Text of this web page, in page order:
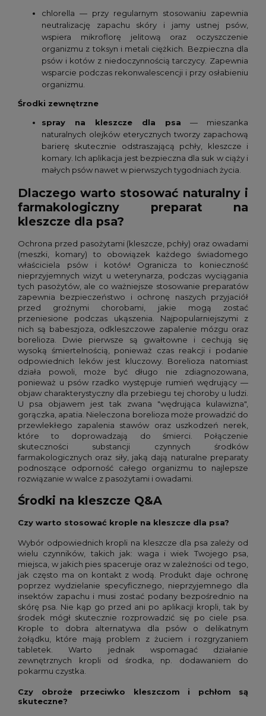
chlorella — przy regularnym stosowaniu zapewnia
neutralizację zapachu skóry i jamy ustnej psów,
wspiera mikroflorę jelitową oraz oczyszczenie
organizmu z toksyn i metali ciężkich. Bezpieczna dla
psów i kotów z niedoczynnością tarczycy. Zapewnia
wsparcie podczas rekonwalescencji i przy osłabieniu
organizmu.
Środki zewnętrzne
spray na kleszcze dla psa — mieszanka
naturalnych olejków eterycznych tworzy zapachową
barierę skutecznie odstraszającą pchły, kleszcze i
komary. Ich aplikacja jest bezpieczna dla suk w ciąży i
małych psów nawet w pierwszych tygodniach życia.
Dlaczego warto stosować naturalny i
farmakologiczny preparat na
kleszcze dla psa?
Ochrona przed pasożytami (kleszcze, pchły) oraz owadami
(meszki, komary) to obowiązek każdego świadomego
właściciela psów i kotów! Ogranicza to konieczność
nieprzyjemnych wizyt u weterynarza, podczas wyciągania
tych pasożytów, ale co ważniejsze stosowanie preparatów
zapewnia bezpieczeństwo i ochronę naszych przyjaciół
przed groźnymi chorobami, jakie mogą zostać
przeniesione podczas ukąszenia. Najpopularniejszymi z
nich są babeszjoza, odkleszczowe zapalenie mózgu oraz
borelioza. Dwie pierwsze są gwałtowne i cechują się
wysoką śmiertelnością, ponieważ czas reakcji i podanie
odpowiednich leków jest kluczowy. Borelioza natomiast
działa powoli, może być długo nie zdiagnozowana,
ponieważ u psów rzadko występuje rumień wędrujący —
objaw charakterystyczny dla przebiegu tej choroby u ludzi.
U psa objawem jest tak zwana "wędrująca kulawizna",
gorączka, apatia. Nieleczona borelioza może prowadzić do
przewlekłego zapalenia stawów oraz uszkodzeń nerek,
które to doprowadzają do śmierci. Połączenie
skuteczności substancji czynnych środków
farmakologicznych oraz siły, jaką dają naturalne preparaty
podnoszące odporność całego organizmu to najlepsze
rozwiązanie w walce z pasożytami i owadami.
Środki na kleszcze Q&A
Czy warto stosować krople na kleszcze dla psa?
Wybór odpowiednich kropli na kleszcze dla psa zależy od
wielu czynników, takich jak: waga i wiek Twojego psa,
miejsca, w jakich pies spaceruje oraz w zależności od tego,
jak często ma on kontakt z wodą. Produkt daje ochronę
poprzez wydzielanie specyficznego, nieprzyjemnego dla
insektów zapachu i musi zostać podany bezpośrednio na
skórę psa. Nie kąp go przed ani po aplikacji kropli, tak by
środek mógł skutecznie rozprowadzić się po ciele psa.
Krople to dobra alternatywa dla psów o delikatnym
żołądku, które mają problem z żuciem i rozgryzaniem
tabletek. Warto jednak wspomagać działanie
zewnętrznych kropli od środka, np. dodawaniem do
pokarmu czystka.
Czy obroże przeciwko kleszczom i pchłom są
skuteczne?